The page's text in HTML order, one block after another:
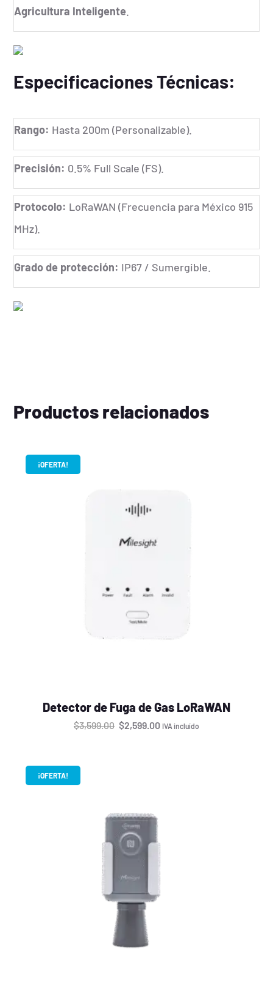
Agricultura Inteligente
Especificaciones Técnicas:
Rango: Hasta 200m (Personalizable).
Precisión: 0.5% Full Scale (FS).
Protocolo: LoRaWAN (Frecuencia para México 915
MHz).
Grado de protección: IP67 / Sumergible.
Productos relacionados
¡OFERTA!
Detector de Fuga de Gas LoRaWAN
$3,599.00 $2,599.00 IVA incluído
¡OFERTA!